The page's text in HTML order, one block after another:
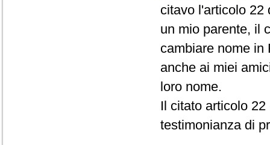
citavo l'articolo 22
un mio parente, il
cambiare nome in
anche ai miei
loro nome.
Il citato articolo
testimonianza di